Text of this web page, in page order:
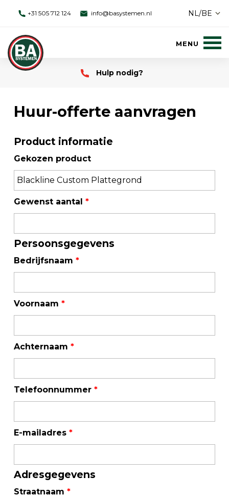
+31 505 712 124 info@basystemen.nl NL/BE
Hulp nodig?
Huur-offerte aanvragen
Product informatie
Gekozen product
Gewenst aantal *
Persoonsgegevens
Bedrijfsnaam *
Voornaam *
Achternaam *
Telefoonnummer *
E-mailadres *
Adresgegevens
Straatnaam *